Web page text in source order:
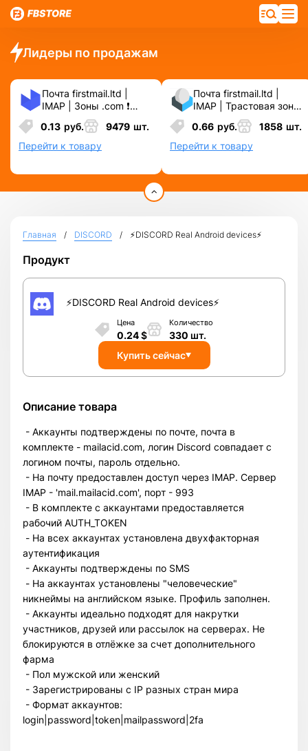
Лидеры по продажам
Почта firstmail.ltd |
IMAP | Зоны .com ❗️
Новые, Чистые,
Вечные ❗️ Для
различных сервисов и
соц.сетей.
0.13 руб. 9479 шт.
Перейти к товару
Почта firstmail.ltd |
IMAP | Трастовая зона
.COM ❗️ Новые, Чистые
❗️ С реальными
логинами | ☑️
Специально для ФБ/
0.66 руб. 1858 шт.
Перейти к товару
Главная DISCORD ⚡️DISCORD Real Android devices⚡️
Продукт
⚡️DISCORD Real Android devices⚡️
Цена
0.24$
Количество
330 шт.
Купить сейчас
Описание товара
- Аккаунты подтверждены по почте, почта в
комплекте - mailacid.com, логин Discord совпадает с
логином почты, пароль отдельно.
- На почту предоставлен доступ через IMAP. Сервер
IMAP - 'mail.mailacid.com', порт - 993
- В комплекте с аккаунтами предоставляется
рабочий AUTH_TOKEN
- На всех аккаунтах установлена двухфакторная
аутентификация
- Аккаунты подтверждены по SMS
- На аккаунтах установлены "человеческие"
никнеймы на английском языке. Профиль заполнен.
- Аккаунты идеально подходят для накрутки
участников, друзей или рассылок на серверах. Не
блокируются в отлёжке за счет дополнительного
фарма
- Пол мужской или женский
- Зарегистрированы с IP разных стран мира
- Формат аккаунтов:
login|password|token|mailpassword|2fa
Всего позиций в корзине